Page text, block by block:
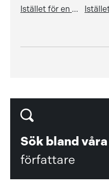
Istället för en blomma till en glad pensionär
Sök bland våra
författare